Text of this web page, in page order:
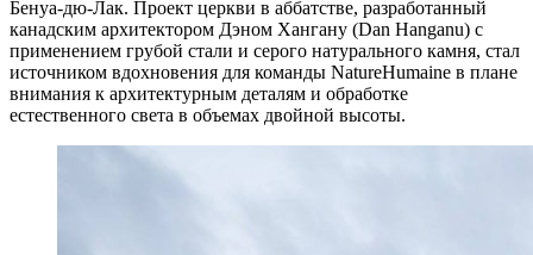
Бенуа-дю-Лак. Проект церкви в аббатстве, разработанный
канадским архитектором Дэном Хангану (Dan Hanganu) с
применением грубой стали и серого натурального камня, стал
источником вдохновения для команды NatureHumaine в плане
внимания к архитектурным деталям и обработке
естественного света в объемах двойной высоты.